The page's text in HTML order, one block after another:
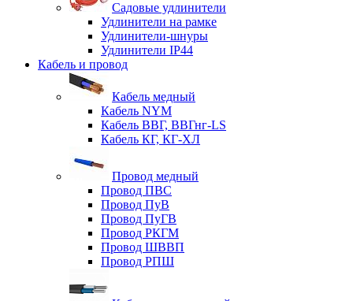
Садовые удлинители
Удлинители на рамке
Удлинители-шнуры
Удлинители IP44
Кабель и провод
Кабель медный
Кабель NYM
Кабель ВВГ, ВВГнг-LS
Кабель КГ, КГ-ХЛ
Провод медный
Провод ПВС
Провод ПуВ
Провод ПуГВ
Провод РКГМ
Провод ШВВП
Провод РПШ